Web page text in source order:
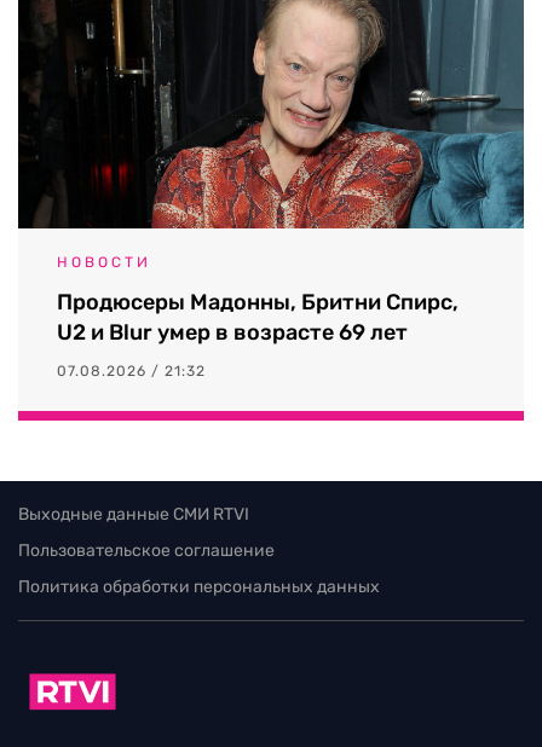
НОВОСТИ
Продюсеры Мадонны, Бритни Спирс,
U2 и Blur умер в возрасте 69 лет
07.08.2026 / 21:32
Выходные данные СМИ RTVI
Пользовательское соглашение
Политика обработки персональных данных